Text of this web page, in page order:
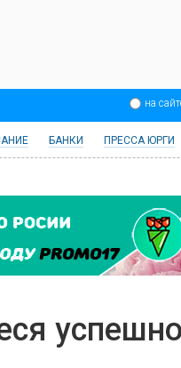
на
БАНКИ ПРЕССА ЮРГИ